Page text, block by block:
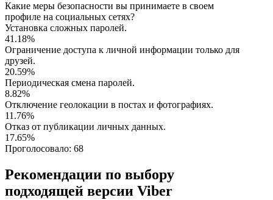
Какие меры безопасности вы принимаете в своем
профиле на социальных сетях?
Установка сложных паролей.
41.18%
Ограничение доступа к личной информации только для
друзей.
20.59%
Периодическая смена паролей.
8.82%
Отключение геолокации в постах и фотографиях.
11.76%
Отказ от публикации личных данных.
17.65%
Проголосовало: 68
Рекомендации по выбору
подходящей версии Viber